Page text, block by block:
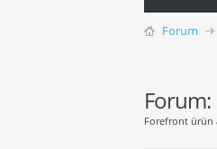
Forum
Forum:
Forefront ürün